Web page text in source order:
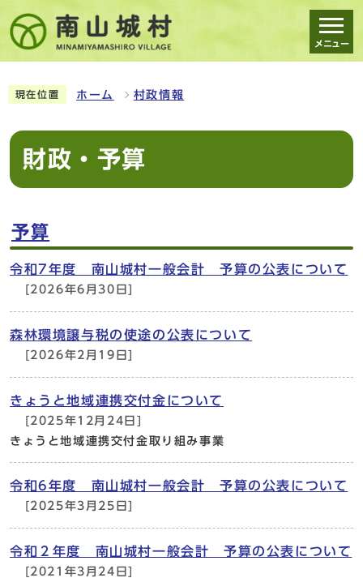
メニュー
現在位置 ホーム 村政情報
財政・予算
予算
令和7年度 南山城村一般会計 予算の公表について
[2026年6月30日]
森林環境譲与税の使途の公表について
[2026年2月19日]
きょうと地域連携交付金について
[2025年12月24日]
きょうと地域連携交付金取り組み事業
令和6年度 南山城村一般会計 予算の公表について
[2025年3月25日]
令和２年度 南山城村一般会計 予算の公表について
[2021年3月24日]